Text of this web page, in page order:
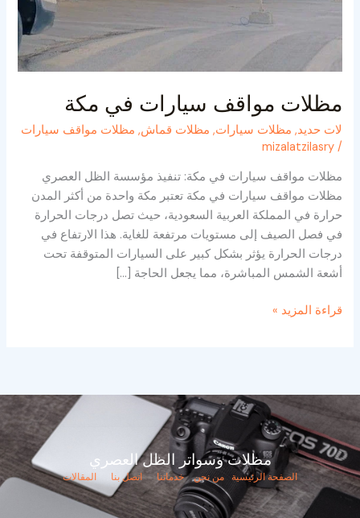
مظلات مواقف سيارات في مكة
لات حديد, مظلات سيارات, مظلات قماش, مظلات مواقف سيارات
/
mizalatzilasry
مظلات مواقف سيارات في مكة: تنفيذ مؤسسة الظل العصري
مظلات مواقف سيارات في مكة تعتبر مكة واحدة من أكثر المدن
حرارة في المملكة العربية السعودية، حيث تصل درجات الحرارة
في فصل الصيف إلى مستويات مرتفعة للغاية. هذا الارتفاع في
درجات الحرارة يؤثر بشكل كبير على السيارات المتوقفة تحت
أشعة الشمس المباشرة، مما يجعل الحاجة […]
قراءة المزيد »
مظلات وسواتر الظل العصري
الصفحة الرئيسية من نحن خدماتنا اتصل بنا المقالات